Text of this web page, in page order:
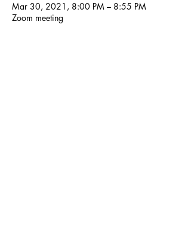
Mar 30, 2021, 8:00 PM – 8:55 PM
Zoom meeting